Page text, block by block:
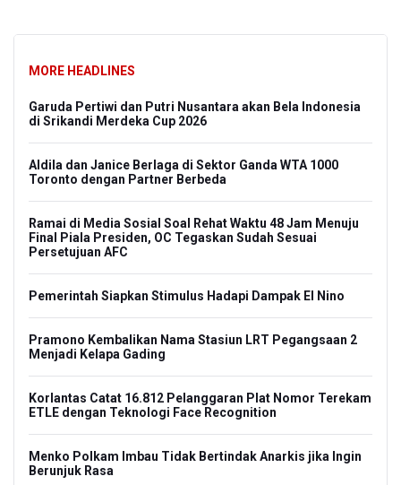
MORE HEADLINES
Garuda Pertiwi dan Putri Nusantara akan Bela Indonesia
di Srikandi Merdeka Cup 2026
Aldila dan Janice Berlaga di Sektor Ganda WTA 1000
Toronto dengan Partner Berbeda
Ramai di Media Sosial Soal Rehat Waktu 48 Jam Menuju
Final Piala Presiden, OC Tegaskan Sudah Sesuai
Persetujuan AFC
Pemerintah Siapkan Stimulus Hadapi Dampak El Nino
Pramono Kembalikan Nama Stasiun LRT Pegangsaan 2
Menjadi Kelapa Gading
Korlantas Catat 16.812 Pelanggaran Plat Nomor Terekam
ETLE dengan Teknologi Face Recognition
Menko Polkam Imbau Tidak Bertindak Anarkis jika Ingin
Berunjuk Rasa